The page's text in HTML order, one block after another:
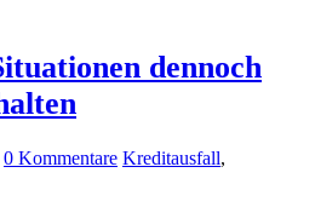
dennoch
0 Kommentare Kreditausfall,